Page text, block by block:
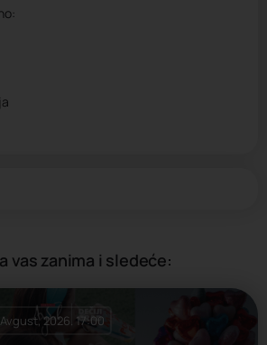
vas zanima i sledeće:
Avgust, 2026. 17:00